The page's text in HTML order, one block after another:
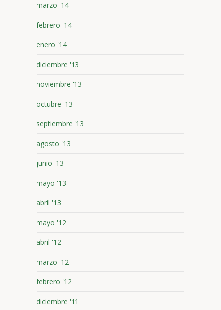
marzo '14
febrero '14
enero '14
diciembre '13
noviembre '13
octubre '13
septiembre '13
agosto '13
junio '13
mayo '13
abril '13
mayo '12
abril '12
marzo '12
febrero '12
diciembre '11